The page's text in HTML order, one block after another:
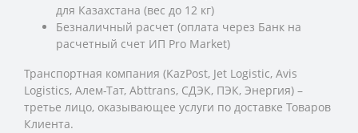
для Казахстана (вес до 12 кг)
Безналичный расчет (оплата через Банк на
расчетный счет ИП Pro Market)
Транспортная компания (KazPost, Jet Logistic, Avis
Logistics, Алем-Тат, Abttrans, СДЭК, ПЭК, Энергия) –
третье лицо, оказывающее услуги по доставке Товаров
Клиента.